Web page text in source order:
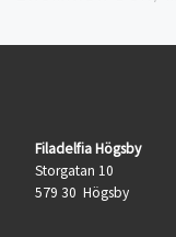
Filadelfia Högsby
Storgatan 10
579 30 Högsby